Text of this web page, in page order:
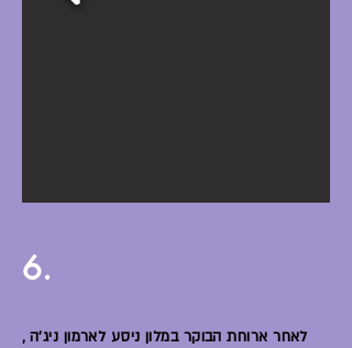
6.
לאחר ארוחת הבוקר במלון ניסע לארמון ניג'ה ,